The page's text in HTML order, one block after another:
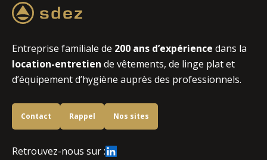
l’esprit tranquille en sachant que vos employés sont
protégés dans leur environnement de travail.
solution économique car elle vous permet d’éviter les
coûts initiaux d’achat de vêtements et de lisser votre
Entreprise familiale de 200 ans d’expérience dans la
location-entretien de vêtements, de linge plat et
d’équipement d’hygiène auprès des professionnels.
Contact Rappel Nos sites
Retrouvez-nous sur :